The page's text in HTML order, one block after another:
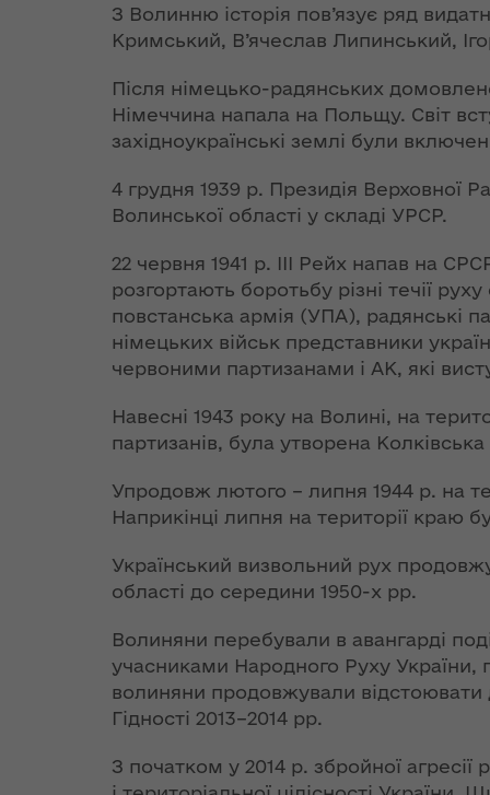
Заява Комісії
Україна-НАТО
Спільна заява
Комісії Україна-
НАТО на рівні глав
держав та урядів,
4 вересня 2014
року
Спільна заява
Комісії Україна-
НАТО на рівні
Міністрів
закордонних
2014 року
Спільна заява
Комісії Україна–
НАТО на рівні
міністрів
закордонних
справ, Анталія, 13
травня 2015 р.
Тендерний комітет
Держкомтелерадіо
визначив, хто
проведе освітню
кампанію щодо
забезпечила
виконання Угоди
технічному рівнях
Могеріні: ЄС
позиціях повної та
безумовної
суверенітету і
територіальної
цілісності України
В Україні
європейська
процедура
моніторингу вод
переорієнтувала
український
Президент
України підписав
євроінтеграційний
боротьби з
План
2018-2020
реалізації
Стратегії
Волинської
від 29
внесення
державної
системи
цивільного
захисту "
від 14
2018 року
"Про
ліцензії на
освітньої
діяльності
рівнем
на
З Волинню історія пов’язує ряд
Кримський, В’ячеслав Липинський,
Після німецько-радянських
Німеччина напала на Польщу. Світ
західноукраїнські землі були
4 грудня 1939 р. Президія Верховної
Волинської області у складі УРСР.
22 червня 1941 р. ІІІ Рейх напав на
розгортають боротьбу різні течії
повстанська армія (УПА), радянські
німецьких військ представники
червоними партизанами і АК, які
Навесні 1943 року на Волині, на
партизанів, була утворена
Упродовж лютого – липня 1944 р. на
Наприкінці липня на території краю
Український визвольний рух
області до середини 1950-х рр.
Волиняни перебували в авангарді
учасниками Народного Руху України,
волиняни продовжували відстоювати
Гідності 2013–2014 рр.
З початком у 2014 р. збройної